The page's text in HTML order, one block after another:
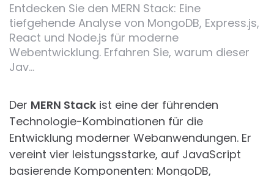
Entdecken Sie den MERN Stack: Eine
tiefgehende Analyse von MongoDB, Express.js,
React und Node.js für moderne
Webentwicklung. Erfahren Sie, warum dieser
Jav…
Der MERN Stack ist eine der führenden
Technologie-Kombinationen für die
Entwicklung moderner Webanwendungen. Er
vereint vier leistungsstarke, auf JavaScript
basierende Komponenten: MongoDB,